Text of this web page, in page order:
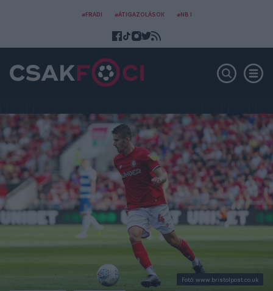
#FRADI #ÁTIGAZOLÁSOK #NB I
Fotó: www.bristolpost.co.uk